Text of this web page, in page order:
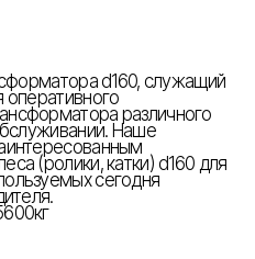
d160, служащий
оперативного
различного
Наше
(ролики, катки) d160 для
сегодня